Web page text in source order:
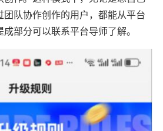
队协作创作的用户，都能从平台
部分可以联系平台导师了解。